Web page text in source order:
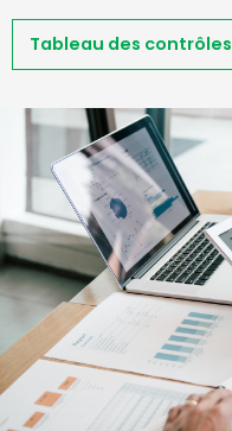
Tableau des contrôles